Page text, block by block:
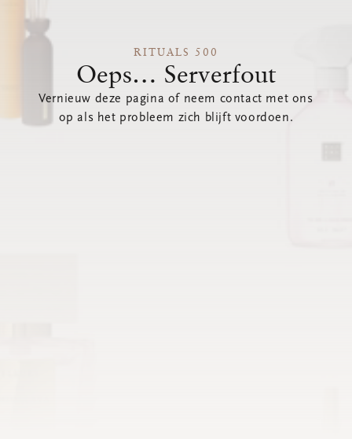
RITUALS 500
Oeps… Serverfout
Vernieuw deze pagina of neem contact met ons
op als het probleem zich blijft voordoen.